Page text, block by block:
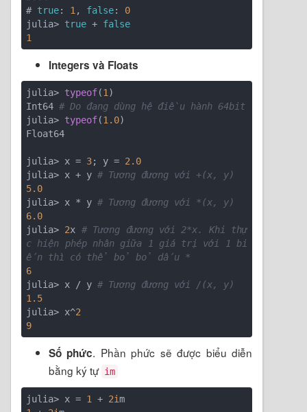
# true: 1 , false: 0
julia> true + false
1
Integers và Floats
julia> typeof(1 )
Int64 # Do đang dùng hệ điều hành 64bit
julia> typeof(1.0)
Float64
julia> x = 3; y = 2.0
julia> x + y # Tương đương với +(x, y)
5.0
julia> x * y # Tương đương với *(x, y)
6.0
julia> 2x # Tương đương với 2*x. Khi thự
c hiện phép nhân giữa 1 giá trị với 1 bi
ến thì có thể bỏ bỏ dấu *
6
julia> x / y # Tương đương với /(x, y)
1.5
julia> x^2
9
Số phức. Phần phức sẽ được biểu diễn
bằng ký tự im
julia> x = 1 + 2i